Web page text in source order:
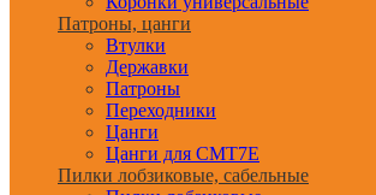
Патроны, цанги
Втулки
Державки
Патроны
Переходники
Цанги
Цанги для CMT7E
Пилки лобзиковые, сабельные